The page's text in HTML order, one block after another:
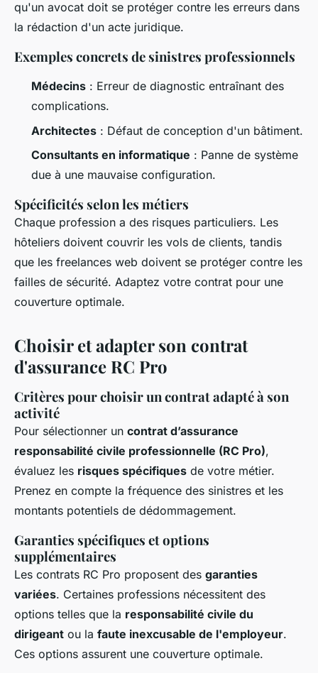
qu'un avocat doit se protéger contre les erreurs dans
la rédaction d'un acte juridique.
Exemples concrets de sinistres professionnels
Médecins : Erreur de diagnostic entraînant des
complications.
Architectes : Défaut de conception d'un bâtiment.
Consultants en informatique : Panne de système
due à une mauvaise configuration.
Spécificités selon les métiers
Chaque profession a des risques particuliers. Les
hôteliers doivent couvrir les vols de clients, tandis
que les freelances web doivent se protéger contre les
failles de sécurité. Adaptez votre contrat pour une
couverture optimale.
Choisir et adapter son contrat
d'assurance RC Pro
Critères pour choisir un contrat adapté à son
activité
Pour sélectionner un contrat d’assurance
responsabilité civile professionnelle (RC Pro),
évaluez les risques spécifiques de votre métier.
Prenez en compte la fréquence des sinistres et les
montants potentiels de dédommagement.
Garanties spécifiques et options
supplémentaires
Les contrats RC Pro proposent des garanties
variées. Certaines professions nécessitent des
options telles que la responsabilité civile du
dirigeant ou la faute inexcusable de l'employeur.
Ces options assurent une couverture optimale.